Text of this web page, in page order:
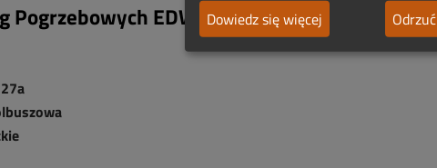
Pogrzebowych EDWARD SUDOŁ
Dowiedz się więcej
Odrzuć